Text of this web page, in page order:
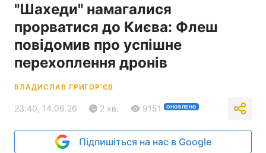
"Шахеди" намагалися
прорватися до Києва: Флеш
повідомив про успішне
перехоплення дронів
ВЛАДИСЛАВ ГРИГОР'ЄВ
23:40, 14.06.26 2 хв. 9151 ОНОВЛЕНО
Підпишіться на нас в Google